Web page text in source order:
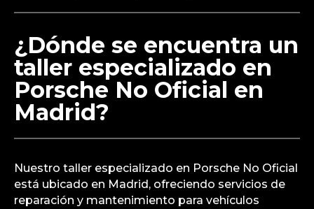
¿Dónde se encuentra un
taller especializado en
Porsche No Oficial en
Madrid?
Nuestro taller especializado en Porsche No Oficial
está ubicado en Madrid, ofreciendo servicios de
reparación y mantenimiento para vehículos